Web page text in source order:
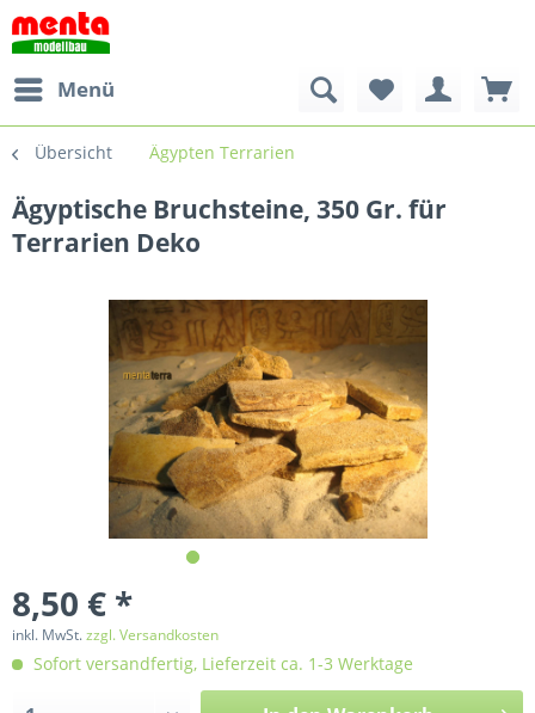
Menü
Übersicht Ägypten Terrarien
Ägyptische Bruchsteine, 350 Gr. für
Terrarien Deko
8,50 € *
inkl. MwSt.zzgl. Versandkosten
Sofort versandfertig, Lieferzeit ca. 1-3 Werktage